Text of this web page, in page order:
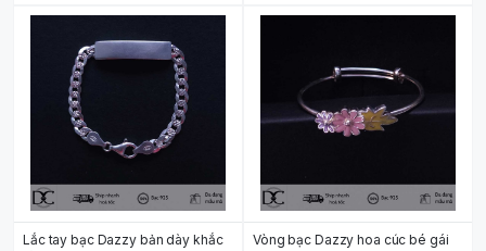
Lắc tay bạc Dazzy bản dày khắc
Vòng bạc Dazzy hoa cúc bé gái